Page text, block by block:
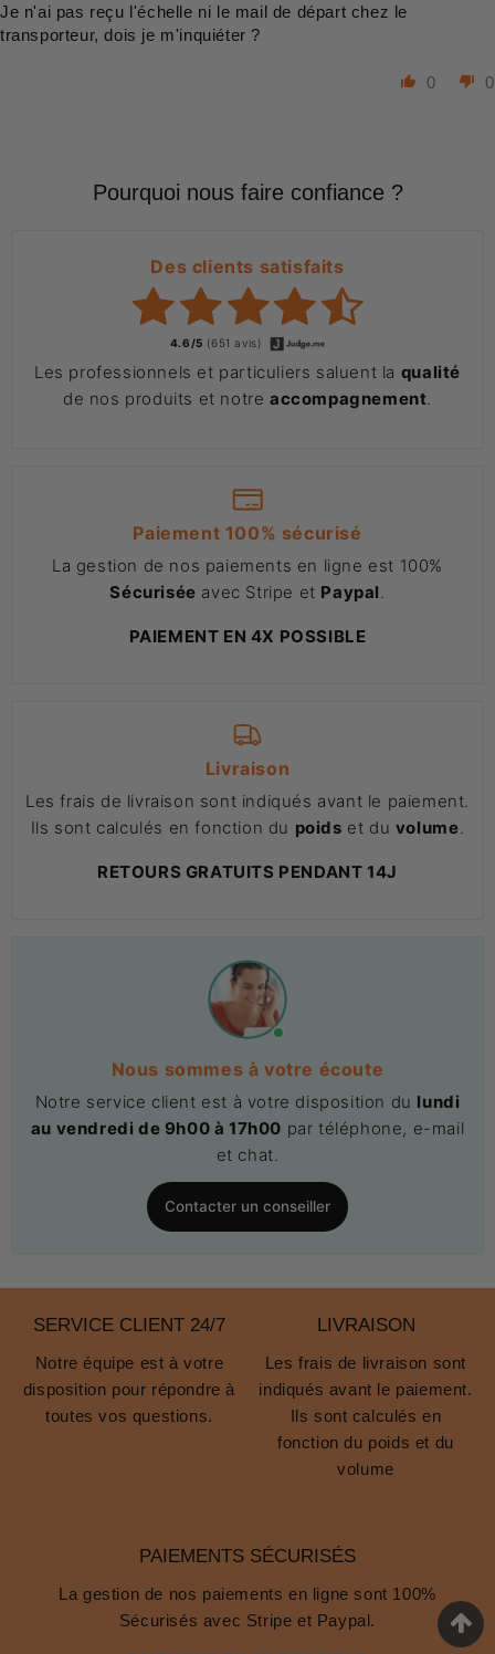
Je n'ai pas reçu l'échelle ni le mail de départ chez le
transporteur, dois je m'inquiéter ?
0 0
Pourquoi nous faire confiance ?
Des clients satisfaits
4.6/5 (651 avis)
Les professionnels et particuliers saluent la qualité
de nos produits et notre accompagnement.
Paiement 100% sécurisé
La gestion de nos paiements en ligne est 100%
Sécurisée avec Stripe et Paypal.
PAIEMENT EN 4X POSSIBLE
Livraison
Les frais de livraison sont indiqués avant le paiement.
Ils sont calculés en fonction du poids et du volume.
RETOURS GRATUITS PENDANT 14J
Nous sommes à votre écoute
Notre service client est à votre disposition du lundi
au vendredi de 9h00 à 17h00 par téléphone, e-mail
et chat.
Contacter un conseiller
SERVICE CLIENT 24/7
Notre équipe est à votre
disposition pour répondre à
toutes vos questions.
LIVRAISON
Les frais de livraison sont
indiqués avant le paiement.
Ils sont calculés en
fonction du poids et du
volume
PAIEMENTS SÉCURISÉS
La gestion de nos paiements en ligne sont 100%
Sécurisés avec Stripe et Paypal.